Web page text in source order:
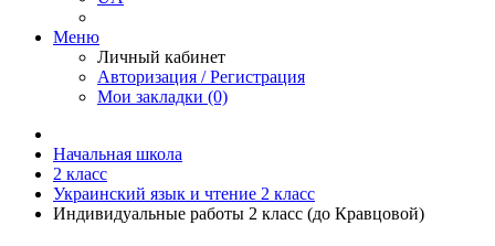
Меню
Личный кабинет
Авторизация / Регистрация
Мои закладки (0)
Начальная школа
2 класс
Украинский язык и чтение 2 класс
Индивидуальные работы 2 класс (до Кравцовой)